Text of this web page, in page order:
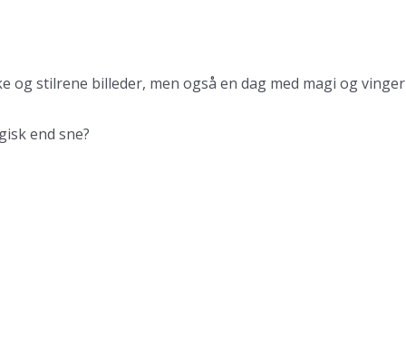
og stilrene billeder, men også en dag med magi og vinger
end sne?